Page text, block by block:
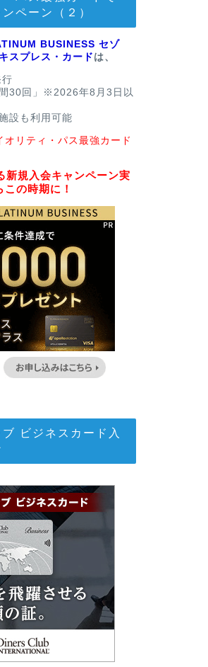
ペーン（２）
BUSINESS セゾ
スプレス・カード は、
行
30回」※2026年8月3日以
設も利用可能
オリティ・パス最強カード
新規入会キャンペーン実
の時期に！
ビジネスカード入